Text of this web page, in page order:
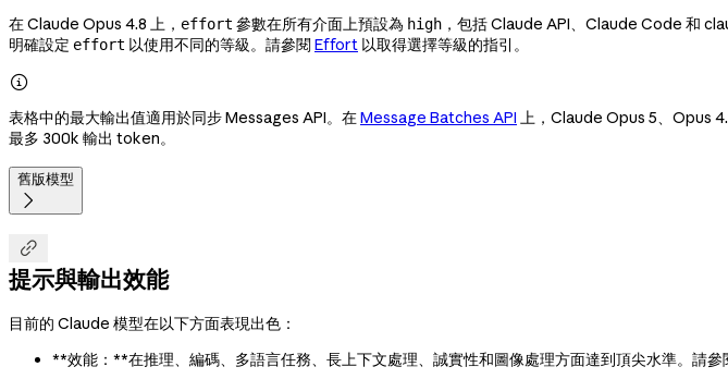
在 Claude Opus 4.8 上， effort 參數在所有介面上預設為 high ，包括 Claude API、Claude Code 和
明確設定 effort 以使用不同的等級。請參閱Effort 以取得選擇等級的指引。

表格中的最大輸出值適用於同步 Messages API。在Message Batches API 上，Claude Opus 5、Opus
最多 300k 輸出 token。
舊版模型


提示與輸出效能
目前的 Claude 模型在以下方面表現出色：
**效能：**在推理、編碼、多語言任務、長上下文處理、誠實性和圖像處理方面達到頂尖水準。請參